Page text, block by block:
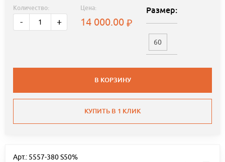
Количество:
- +
Цена:
14 000.00
Размер:
60
В КОРЗИНУ
КУПИТЬ В 1 КЛИК
Арт.: 5557-380 S50%